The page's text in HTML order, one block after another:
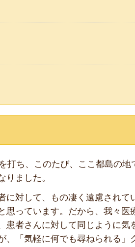
打ち、このたび、ここ都島の地
りました。
対して、もの凄く遠慮されて
思っています。だから、我々医
患者さんに対して同じように気
、「気軽に何でも尋ねられる」